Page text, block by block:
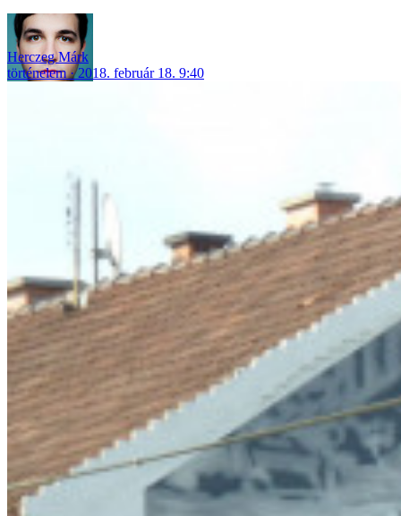
Herczeg Márk
történelem
2018. február 18. 9:40